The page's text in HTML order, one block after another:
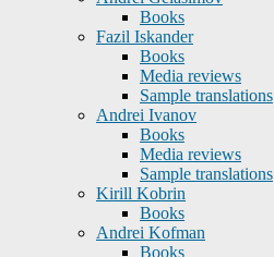
Books
Fazil Iskander
Books
Media reviews
Sample translations
Andrei Ivanov
Books
Media reviews
Sample translations
Kirill Kobrin
Books
Andrei Kofman
Books